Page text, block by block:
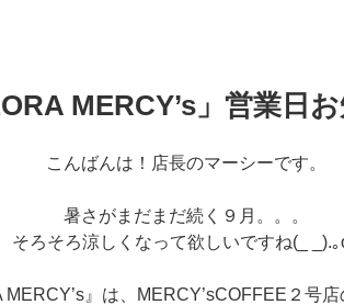
MERCY’s」営業日お
こんばんは！店長のマーシーです。
暑さがまだまだ続く９月。。。
そろそろ涼しくなって欲しいですね(_ _).
MERCY’s』は、MERCY’sCOFFEE２号